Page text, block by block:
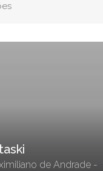
de Andrade -